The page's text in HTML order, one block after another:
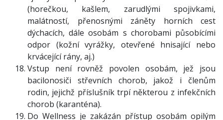
(horečkou, kašlem, zarudlými spojivkami,
malátností, přenosnými záněty horních cest
dýchacích, dále osobám s chorobami působícími
odpor (kožní vyrážky, otevřené hnisající nebo
krvácející rány, aj.)
Vstup není rovněž povolen osobám, jež jsou
bacilonosiči střevních chorob, jakož i členům
rodin, jejichž příslušník trpí některou z infekčních
chorob (karanténa).
Do Wellness je zakázán přístup osobám opilým